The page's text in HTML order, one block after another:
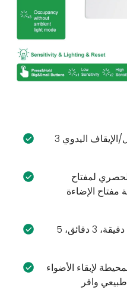
الإشغال، الشاغر، وضع التشغيل/الإيقاف اليدوي 3
لمفتاح
الإضاءة
خيارات تأخير الوقت: 15 ثانية، 1 دقيقة، 3 دقائق، 5
لإبقاء الأضواء
وافر